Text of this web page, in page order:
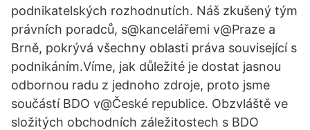
podnikatelských rozhodnutích. Náš zkušený tým
právních poradců, s@kancelářemi v@Praze a
Brně, pokrývá všechny oblasti práva související s
podnikáním.Víme, jak důležité je dostat jasnou
odbornou radu z jednoho zdroje, proto jsme
součástí BDO v@České republice. Obzvláště ve
složitých obchodních záležitostech s BDO